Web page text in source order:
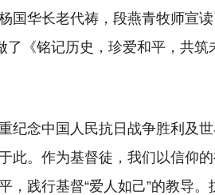
国华长老代祷，段燕青牧师宣
《铭记历史，珍爱和平，共筑
纪念中国人民抗日战争胜利及
此。作为基督徒，我们以信仰
，践行基督“爱人如己”的教导